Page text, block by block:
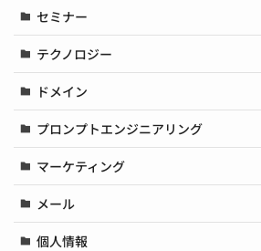
セミナー
テクノロジー
ドメイン
プロンプトエンジニアリング
マーケティング
メール
個人情報